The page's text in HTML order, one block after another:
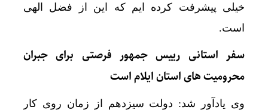
خیلی پیشرفت کرده ایم که این از فضل الهی
است.
سفر استانی رییس جمهور فرصتی برای جبران
محرومیت های استان ایلام است
وی یادآور شد: دولت سیزدهم از زمان روی کار